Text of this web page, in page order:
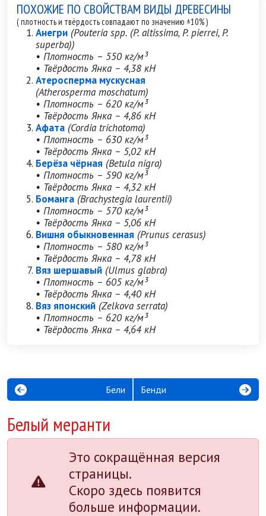
Бели Бенди
Белый меранти
Это сокращённая версия
страницы.
Скоро здесь появится
больше информации.
ПОХОЖИЕ ПО СВОЙСТВАМ ВИДЫ ДРЕВЕСИНЫ
( плотность и твёрдость совпадают по значению ±10% )
Анегри (Pouteria spp. (P. altissima, P. pierrei, P.
superba))
• Плотность – 550 кг/м³
• Твёрдость Янка – 4,38 кН
Атеросперма мускусная
(Atherosperma moschatum)
• Плотность – 620 кг/м³
• Твёрдость Янка – 4,86 кН
Афата (Cordia trichotoma)
• Плотность – 630 кг/м³
• Твёрдость Янка – 5,02 кН
Берёза чёрная (Betula nigra)
• Плотность – 590 кг/м³
• Твёрдость Янка – 4,32 кН
Боманга (Brachystegia laurentii)
• Плотность – 570 кг/м³
• Твёрдость Янка – 5,06 кН
Вишня обыкновенная (Prunus cerasus)
• Плотность – 580 кг/м³
• Твёрдость Янка – 4,78 кН
Вяз шершавый (Ulmus glabra)
• Плотность – 605 кг/м³
• Твёрдость Янка – 4,40 кН
Вяз японский (Zelkova serrata)
• Плотность – 620 кг/м³
• Твёрдость Янка – 4,64 кН